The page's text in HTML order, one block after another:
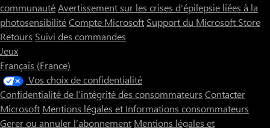
communautéAvertissement sur les crises d’épilepsie liées à la
photosensibilitéCompte Microsoft Support du Microsoft Store
Retours Suivi des commandes
Jeux
Français (France)
Vos choix de confidentialité
Confidentialité de l’intégrité des consommateurs Contacter
Microsoft Mentions légales et Informations consommateurs
Gerer ou annuler l’abonnement Mentions légales et